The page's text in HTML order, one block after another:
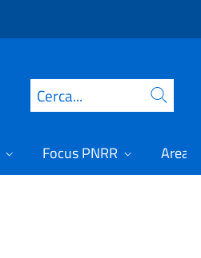
Cerca
Focus PNRR Area